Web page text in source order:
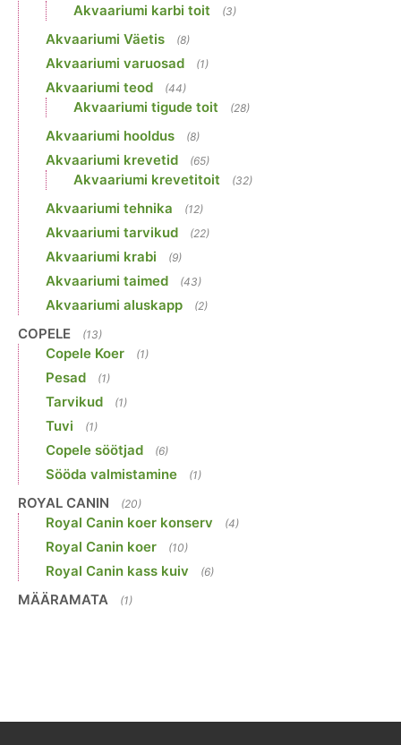
Akvaariumi karbi toit (3)
Akvaariumi Väetis (8)
Akvaariumi varuosad (1)
Akvaariumi teod (44)
Akvaariumi tigude toit (28)
Akvaariumi hooldus (8)
Akvaariumi krevetid (65)
Akvaariumi krevetitoit (32)
Akvaariumi tehnika (12)
Akvaariumi tarvikud (22)
Akvaariumi krabi (9)
Akvaariumi taimed (43)
Akvaariumi aluskapp (2)
COPELE (13)
Copele Koer (1)
Pesad (1)
Tarvikud (1)
Tuvi (1)
Copele söötjad (6)
Sööda valmistamine (1)
ROYAL CANIN (20)
Royal Canin koer konserv (4)
Royal Canin koer (10)
Royal Canin kass kuiv (6)
MÄÄRAMATA (1)